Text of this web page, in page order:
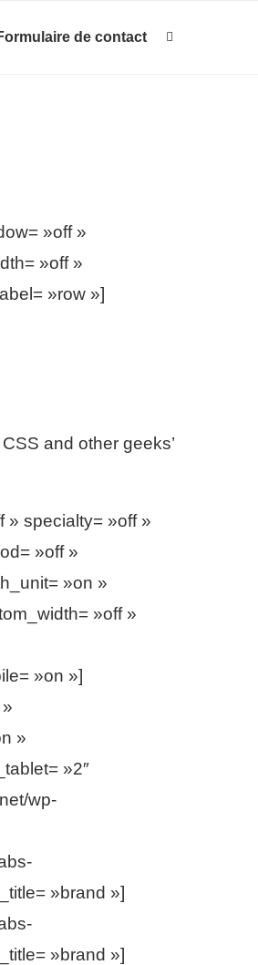
de contact
»off »
»off »
»row »]
and other geeks’
» specialty= »off »
»off »
»on »
»off »
»on »]
»
»2″
wp-
»brand »]
»brand »]